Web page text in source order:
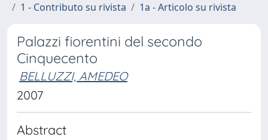
1 - Contributo su rivista
1a - Articolo su rivista
Palazzi fiorentini del secondo
Cinquecento
BELLUZZI, AMEDEO
2007
Abstract